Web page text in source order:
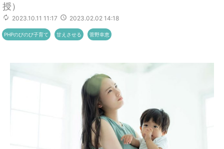
授）
2023.10.11 11:17 2023.02.02 14:18
PHPのびのび子育て 甘えさせる 菅野幸恵